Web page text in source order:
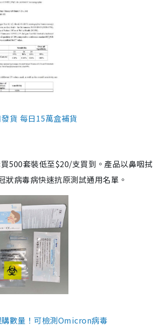
貨 每日15萬盒補貨
500套裝低至$20/支買到。產品以鼻咽
病毒病快速抗原測試通用名單。
數量！可檢測Omicron病毒